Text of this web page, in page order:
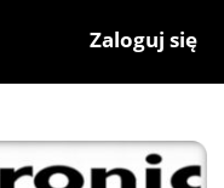
Zaloguj się